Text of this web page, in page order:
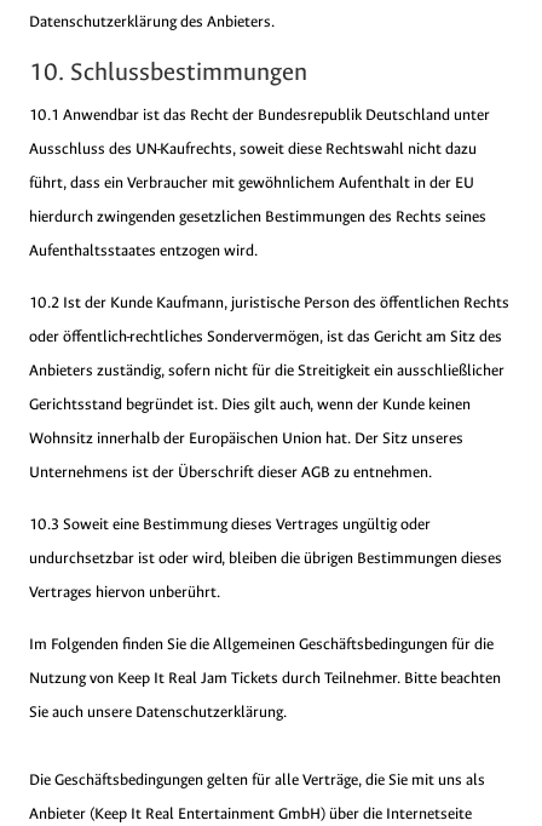
Datenschutzerklärung des Anbieters.
10. Schlussbestimmungen
10.1 Anwendbar ist das Recht der Bundesrepublik Deutschland unter
Ausschluss des UN-Kaufrechts, soweit diese Rechtswahl nicht dazu
führt, dass ein Verbraucher mit gewöhnlichem Aufenthalt in der EU
hierdurch zwingenden gesetzlichen Bestimmungen des Rechts seines
Aufenthaltsstaates entzogen wird.
10.2 Ist der Kunde Kaufmann, juristische Person des öffentlichen Rechts
oder öffentlich-rechtliches Sondervermögen, ist das Gericht am Sitz des
Anbieters zuständig, sofern nicht für die Streitigkeit ein ausschließlicher
Gerichtsstand begründet ist. Dies gilt auch, wenn der Kunde keinen
Wohnsitz innerhalb der Europäischen Union hat. Der Sitz unseres
Unternehmens ist der Überschrift dieser AGB zu entnehmen.
10.3 Soweit eine Bestimmung dieses Vertrages ungültig oder
undurchsetzbar ist oder wird, bleiben die übrigen Bestimmungen dieses
Vertrages hiervon unberührt.
Im Folgenden finden Sie die Allgemeinen Geschäftsbedingungen für die
Nutzung von Keep It Real Jam Tickets durch Teilnehmer. Bitte beachten
Sie auch unsere Datenschutzerklärung.
Die Geschäftsbedingungen gelten für alle Verträge, die Sie mit uns als
Anbieter (Keep It Real Entertainment GmbH) über die Internetseite